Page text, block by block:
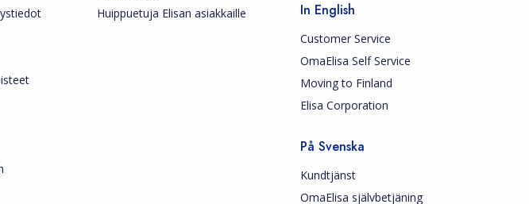
Huippuetuja Elisan asiakkaille
In English
Customer Service
OmaElisa Self Service
Moving to Finland
Elisa Corporation
På Svenska
Kundtjänst
OmaElisa självbetjäning